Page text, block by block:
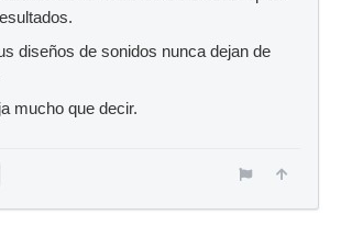
diseños de sonidos nunca dejan de
mucho que decir.